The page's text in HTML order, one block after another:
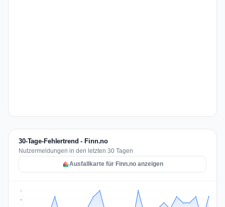
30-Tage-Fehlertrend - Finn.no
Nutzermeldungen in den letzten 30 Tagen
Ausfallkarte für Finn.no anzeigen
5
6